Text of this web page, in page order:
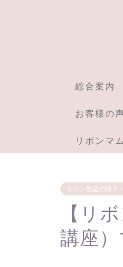
総合案内
お客様の
リボンマ
リボン教室の様子
【リ
講座